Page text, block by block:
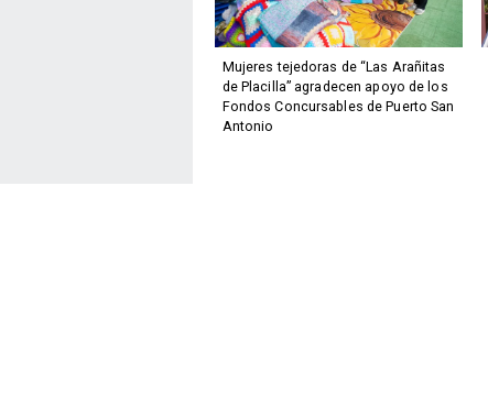
Mujeres tejedoras de “Las Arañitas
de Placilla” agradecen apoyo de los
Fondos Concursables de Puerto San
Antonio